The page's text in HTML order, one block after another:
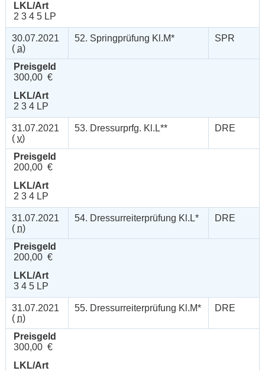
LKL/Art
2 3 4 5 LP
30.07.2021
( a)
52. Springprüfung Kl.M* SPR
Preisgeld
300,00 €
LKL/Art
2 3 4 LP
31.07.2021
( v)
53. Dressurprfg. Kl.L** DRE
Preisgeld
200,00 €
LKL/Art
2 3 4 LP
31.07.2021
( n)
54. Dressurreiterprüfung Kl.L* DRE
Preisgeld
200,00 €
LKL/Art
3 4 5 LP
31.07.2021
( n)
55. Dressurreiterprüfung Kl.M* DRE
Preisgeld
300,00 €
LKL/Art